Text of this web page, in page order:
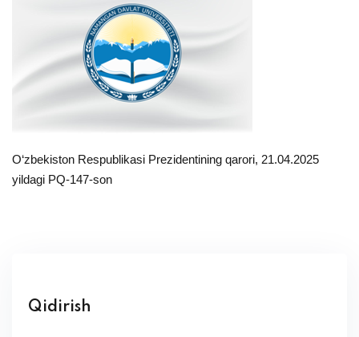
O‘zbekiston Respublikasi Prezidentining qarori, 21.04.2025
yildagi PQ-147-son
Qidirish